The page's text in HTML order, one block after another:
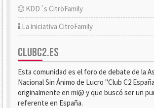
KDD´s CitröFamily
La iniciativa CitröFamily
CLUBC2.ES
Esta comunidad es el foro de debate de la
Nacional Sin Ánimo de Lucro "Club C2
originalmente en mi@ y que buscó ser un
referente en España.